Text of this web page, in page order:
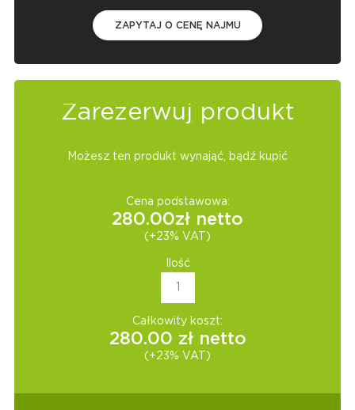
ZAPYTAJ O CENĘ NAJMU
Zarezerwuj produkt
Możesz ten produkt wynająć, bądź kupić
Cena podstawowa:
280.00zł netto
(+23% VAT)
Ilość
Całkowity koszt:
280.00 zł netto
(+23% VAT)